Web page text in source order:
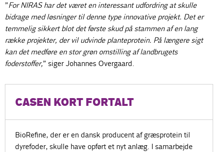
”For NIRAS har det været en interessant udfordring at skulle
bidrage med løsninger til denne type innovative projekt. Det er
temmelig sikkert blot det første skud på stammen af en lang
række projekter, der vil udvinde planteprotein. På længere sigt
kan det medføre en stor grøn omstilling af landbrugets
foderstoffer,” siger Johannes Overgaard.
CASEN KORT FORTALT
BioRefine, der er en dansk producent af græsprotein til
dyrefoder, skulle have opført et nyt anlæg. I samarbejde